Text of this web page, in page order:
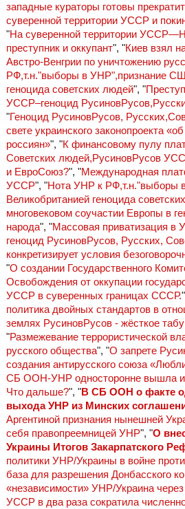
западные кураторы готовы
суверенной территории УССР и
"На суверенной территории
преступник и оккупант", "Киев взял
Австро-Венгрии по уничтожению
РФ,т.н."выборы в УНР",признание
геноцида советских людей", "
УССР–геноцид
"Геноцид РусиновРусов,
свете украинского законопроекта
россиян»", "К финансовому пулу
Советских людей,РусиновРусов
и ЕвроСоюз?", "Международная
УССР", "Нота УНР к РФ,т.н."выборы
Великобританией геноцида
многовековом соучастии Европы в
народа", "Массовая приватизация в
геноцид РусиновРусов, Русских,
конкретизирует условия
"О создании Государственного
Освобождения от оккупации
УССР в суверенных границах СССР.
политика двойных стандартов в
землях РусиновРусов - жёсткое
"Размежевание террористической
русского общества", "О запрете
создания антирусского союза
СБ ООН-УНР односторонне вышла
Что дальше?", "В СБ ООН о факте
выхода УНР из Минских
Аргентиной признания нынешней
себя правопреемницей УНР", "О
Украины Итогов Закарпатского
политики УНР/Украины в войне
база для разрешения Донбасского
«независимости» УНР/Украина
УССР в два раза сократила